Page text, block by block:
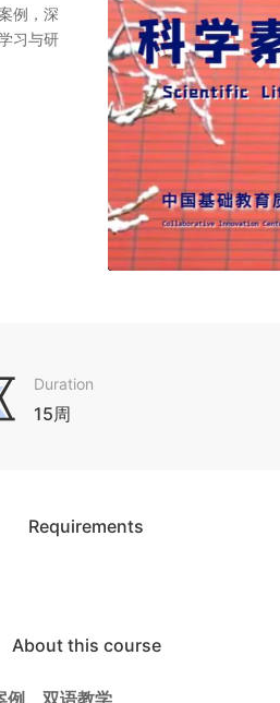
例，深
习与研
Duration
15周
Requirements
About this course
例、双语教学